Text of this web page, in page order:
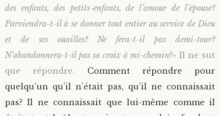
des enfants, des petits-enfants, de l’amour de l’épouse?
Parviendra-t-il à se donner tout entier au service de Dieu
et de ses ouailles? Ne fera-t-il pas demi-tour?
N’abandonnera-t-il pas sa croix à mi-chemin?» Il ne sut
que répondre. Comment répondre pour
quelqu’un qu’il n’était pas, qu’il ne connaissait
pas? Il ne connaissait que lui-même comme il